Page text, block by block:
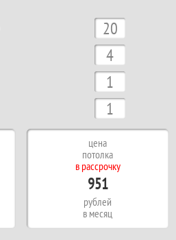
цена
потолка
в рассрочку
951
рублей
в месяц